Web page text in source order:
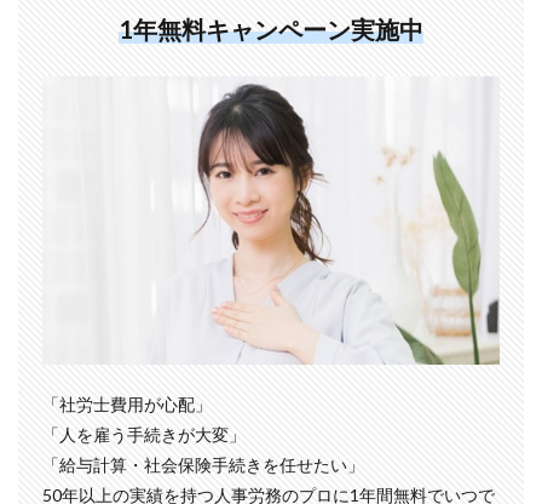
1年無料キャンペーン実施中
「社労士費用が心配」
「人を雇う手続きが大変」
「給与計算・社会保険手続きを任せたい」
50年以上の実績を持つ人事労務のプロに1年間無料でいつで